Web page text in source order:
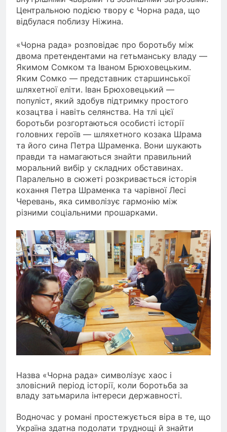
Центральною подією твору є Чорна рада, що
відбулася поблизу Ніжина.
«Чорна рада» розповідає про боротьбу між
двома претендентами на гетьманську владу —
Якимом Сомком та Іваном Брюховецьким.
Яким Сомко — представник старшинської
шляхетної еліти. Іван Брюховецький —
популіст, який здобув підтримку простого
козацтва і навіть селянства. На тлі цієї
боротьби розгортаються особисті історії
головних героїв — шляхетного козака Шрама
та його сина Петра Шраменка. Вони шукають
правди та намагаються знайти правильний
моральний вибір у складних обставинах.
Паралельно в сюжеті розкривається історія
кохання Петра Шраменка та чарівної Лесі
Черевань, яка символізує гармонію між
різними соціальними прошарками.
Назва «Чорна рада» символізує хаос і
зловісний період історії, коли боротьба за
владу затьмарила інтереси державності.
Водночас у романі простежується віра в те, що
Україна здатна подолати труднощі й знайти